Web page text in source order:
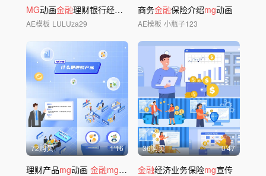
MG动画金融理财银行经济AE模板
AE模板 LULUza29
商务金融保险介绍mg动画
AE模板 小瓶子123
72购买 1'16
理财产品mg动画 金融mg财经科普
36购买 0'47
金融经济业务保险mg宣传